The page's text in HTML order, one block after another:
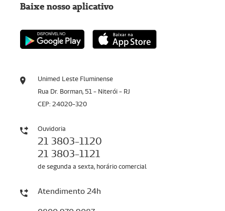
Unimed Leste Fluminense
Rua Dr. Borman, 51 - Niterói - RJ
CEP: 24020-320
Ouvidoria
21 3803-1120
21 3803-1121
de segunda a sexta, horário comercial
Atendimento 24h
Baixe nosso aplicativo